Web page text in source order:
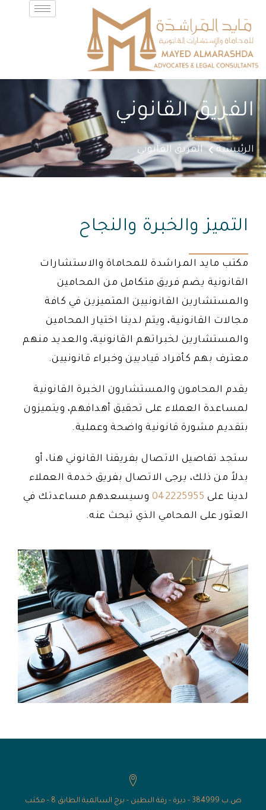
الفريق القانوني
الرئيسية الفريق القانوني
التميز والخبرة والنجاح
مكتب مايد المراشدة للمحاماة والاستشارات
القانونية يضم فريق متكامل من المحامين
والمستشارين القانونيين المتميزين في كافة
مجالات القانونية، ويتم لدينا اختيار المحامين
والمستشارين لخبراتهم القانونية، والعديد منهم
معترف بهم كأفراد قياديين وخبراء قانونيين.
يقدم المحامون والمستشارون الخبرة القانونية
لمساعدة العملاء على تحقيق أهدافهم، ويتميزون
بتقديم مشورة قانونية واضحة وعملية.
ستجد تفاصيل الاتصال بفريقنا القانوني هنا، أو
بدلاً من ذلك، يرجى الاتصال بفريق خدمة العملاء
لدينا على 042225955 وسيسعدهم مساعدتك في
العثور على المحامي الذي تبحث عنه.
ص.ب 384999 - ديرة - رقة البطين - برج السالمية الطابق 8 - مكتب